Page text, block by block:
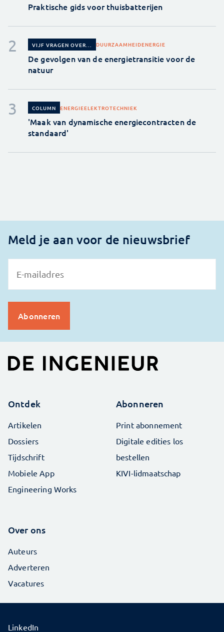
Praktische gids voor thuisbatterijen
VIJF VRAGEN OVER... DUURZAAMHEIDENERGIE
De gevolgen van de energietransitie voor de
natuur
COLUMN ENERGIEELEKTROTECHNIEK
'Maak van dynamische energiecontracten de
standaard'
Meld je aan voor de nieuwsbrief
Ontdek
Artikelen
Dossiers
Tijdschrift
Mobiele App
Engineering Works
Abonneren
Print abonnement
Digitale edities los
bestellen
KIVI-lidmaatschap
Over ons
Auteurs
Adverteren
Vacatures
LinkedIn